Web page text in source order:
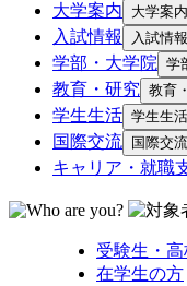
大学案内 大学案内
入試情報 入試情報
学部・大学院 学
教育・研究 教育
学生生活 学生生活
国際交流 国際交流
キャリア・就職
受験生・
在学生の方